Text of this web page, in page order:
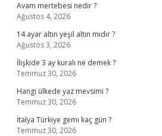
Avam mertebesi nedir ?
Ağustos 4, 2026
14 ayar altın yeşil altın mıdır ?
Ağustos 3, 2026
İlişkide 3 ay kuralı ne demek ?
Temmuz 30, 2026
Hangi ülkede yaz mevsimi ?
Temmuz 30, 2026
İtalya Türkiye gemi kaç gün ?
Temmuz 30, 2026